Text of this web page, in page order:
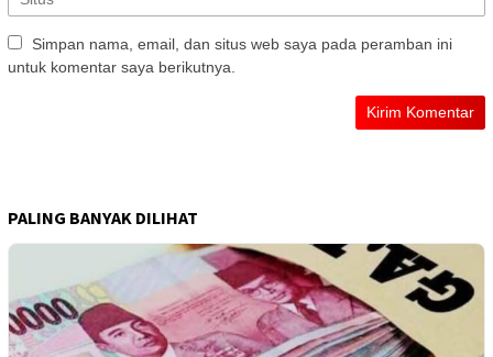
Simpan nama, email, dan situs web saya pada peramban ini
untuk komentar saya berikutnya.
PALING BANYAK DILIHAT